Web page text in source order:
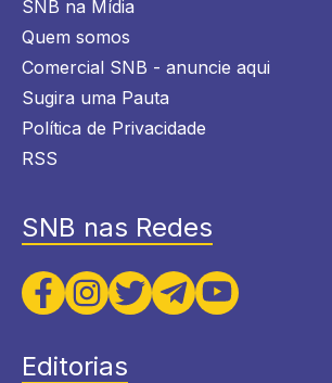
SNB na Mídia
Quem somos
Comercial SNB - anuncie aqui
Sugira uma Pauta
Política de Privacidade
RSS
SNB nas Redes
Editorias